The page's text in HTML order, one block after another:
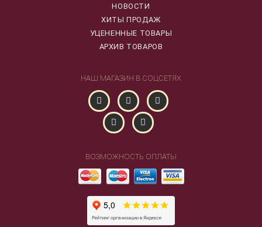
НОВОСТИ
ХИТЫ ПРОДАЖ
УЦЕНЕННЫЕ ТОВАРЫ
АРХИВ ТОВАРОВ
НАШ МАГАЗИН В СОЦСЕТЯХ
ВОЗМОЖНОСТЬ ОПЛАТЫ